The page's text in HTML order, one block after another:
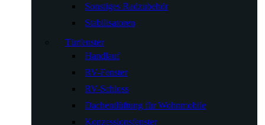
Sonstiges Radzubehör
Stabilisatoren
Türfenster
Handlauf
RV-Fenster
RV-Schloss
Dachentlüftung für Wohnmobile
Konzessionsfenster